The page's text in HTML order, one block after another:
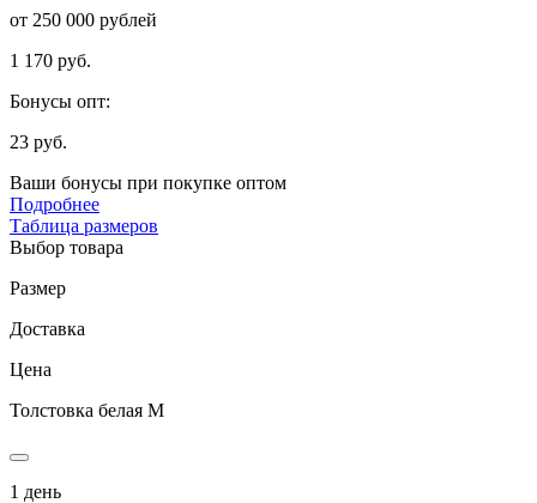
от 250 000 рублей
1 170 руб.
Бонусы опт:
23 руб.
Ваши бонусы при покупке оптом
Подробнее
Таблица размеров
Выбор товара
Размер
Доставка
Цена
Толстовка белая M
1 день